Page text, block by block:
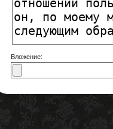
Вложение: